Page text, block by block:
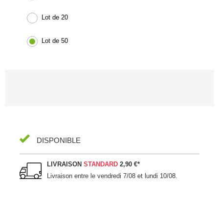
Lot de 20
Lot de 50
DISPONIBLE
LIVRAISONSTANDARD 2,90 €*
Livraison entre levendredi 7/08 et lundi 10/08.